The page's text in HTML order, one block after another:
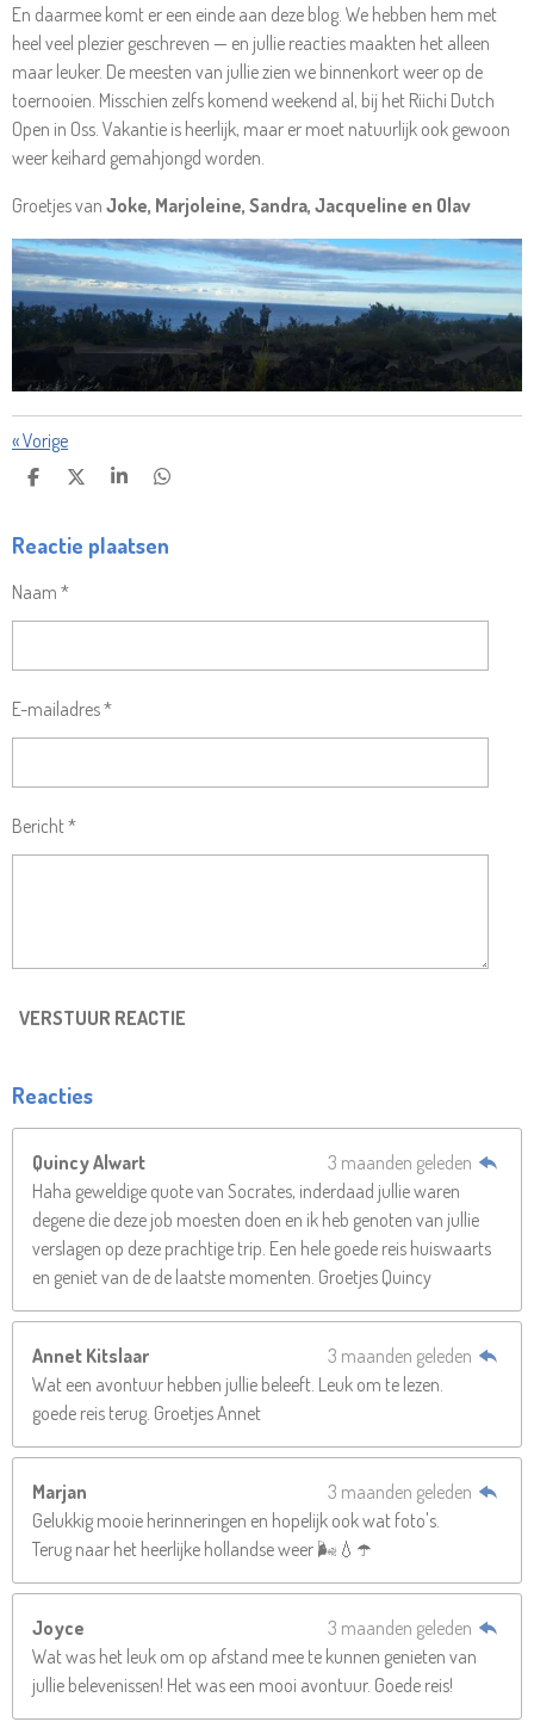
En daarmee komt er een einde aan deze blog. We hebben hem met
heel veel plezier geschreven — en jullie reacties maakten het alleen
maar leuker. De meesten van jullie zien we binnenkort weer op de
toernooien. Misschien zelfs komend weekend al, bij het Riichi Dutch
Open in Oss. Vakantie is heerlijk, maar er moet natuurlijk ook gewoon
weer keihard gemahjongd worden.
Groetjes van Joke, Marjoleine, Sandra, Jacqueline en Olav
«Vorige
D
E
N
D
L
S
R
E
D
E
N
Reactie plaatsen
Naam *
E-mailadres *
Bericht *
VERSTUUR REACTIE
Reacties
Quincy Alwart
3 maanden geleden
Haha geweldige quote van Socrates, inderdaad jullie waren
degene die deze job moesten doen en ik heb genoten van jullie
verslagen op deze prachtige trip. Een hele goede reis huiswaarts
en geniet van de de laatste momenten. Groetjes Quincy
Annet Kitslaar
3 maanden geleden
Wat een avontuur hebben jullie beleeft. Leuk om te lezen.
goede reis terug. Groetjes Annet
Marjan
3 maanden geleden
Gelukkig mooie herinneringen en hopelijk ook wat foto's.
Terug naar het heerlijke hollandse weer 🌬💧☂️
Joyce
3 maanden geleden
Wat was het leuk om op afstand mee te kunnen genieten van
jullie belevenissen! Het was een mooi avontuur. Goede reis!